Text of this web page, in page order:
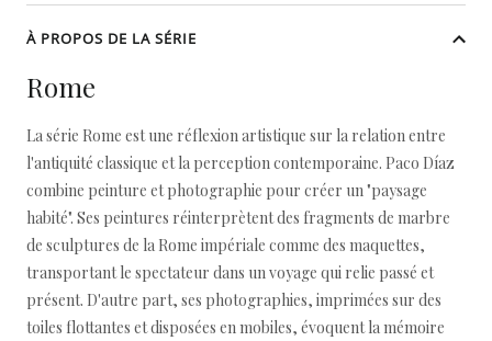
À PROPOS DE LA SÉRIE
Rome
La série Rome est une réflexion artistique sur la relation entre
l'antiquité classique et la perception contemporaine. Paco Díaz
combine peinture et photographie pour créer un "paysage
habité". Ses peintures réinterprètent des fragments de marbre
de sculptures de la Rome impériale comme des maquettes,
transportant le spectateur dans un voyage qui relie passé et
présent. D'autre part, ses photographies, imprimées sur des
toiles flottantes et disposées en mobiles, évoquent la mémoire